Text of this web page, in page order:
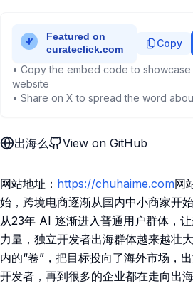
Copy
• Copy the embed code to
website
• Share on X to spread the word
出海么 View on GitHub
网站地址： https://chuhaime.com网
始，跨境电商逐渐从国内中小商家开
从23年 AI 逐渐进入普通用户群体，
力量，独立开发者出海群体越来越壮
内的“卷”，把目标投向了海外市场，
开发者，再到很多的企业都在走向出